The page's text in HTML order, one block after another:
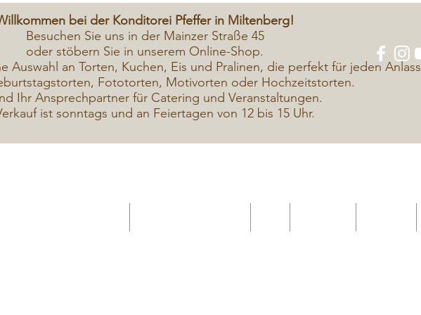
bei der Konditorei Pfeffer in Miltenberg!
Besuchen Sie uns in der Mainzer Straße 45
oder stöbern Sie in unserem Online-Shop.
Auswahl an Torten, Kuchen, Eis und Pralinen, die perfekt für jeden Anlass
Fototorten, Motivorten oder Hochzeitstorten.
Ihr Ansprechpartner für Catering und Veranstaltungen.
ist sonntags und an Feiertagen von 12 bis 15 Uhr.